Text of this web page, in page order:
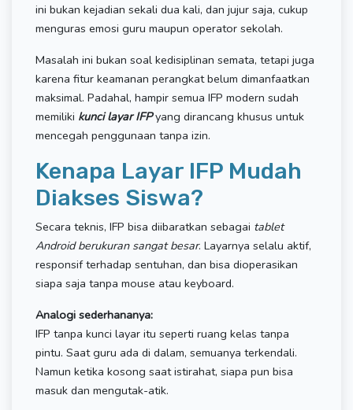
ini bukan kejadian sekali dua kali, dan jujur saja, cukup
menguras emosi guru maupun operator sekolah.
Masalah ini bukan soal kedisiplinan semata, tetapi juga
karena fitur keamanan perangkat belum dimanfaatkan
maksimal. Padahal, hampir semua IFP modern sudah
memiliki kunci layar IFPyang dirancang khusus untuk
mencegah penggunaan tanpa izin.
Kenapa Layar IFP Mudah
Diakses Siswa?
Secara teknis, IFP bisa diibaratkan sebagai tablet
Android berukuran sangat besar. Layarnya selalu aktif,
responsif terhadap sentuhan, dan bisa dioperasikan
siapa saja tanpa mouse atau keyboard.
Analogi sederhananya:
IFP tanpa kunci layar itu seperti ruang kelas tanpa
pintu. Saat guru ada di dalam, semuanya terkendali.
Namun ketika kosong saat istirahat, siapa pun bisa
masuk dan mengutak-atik.